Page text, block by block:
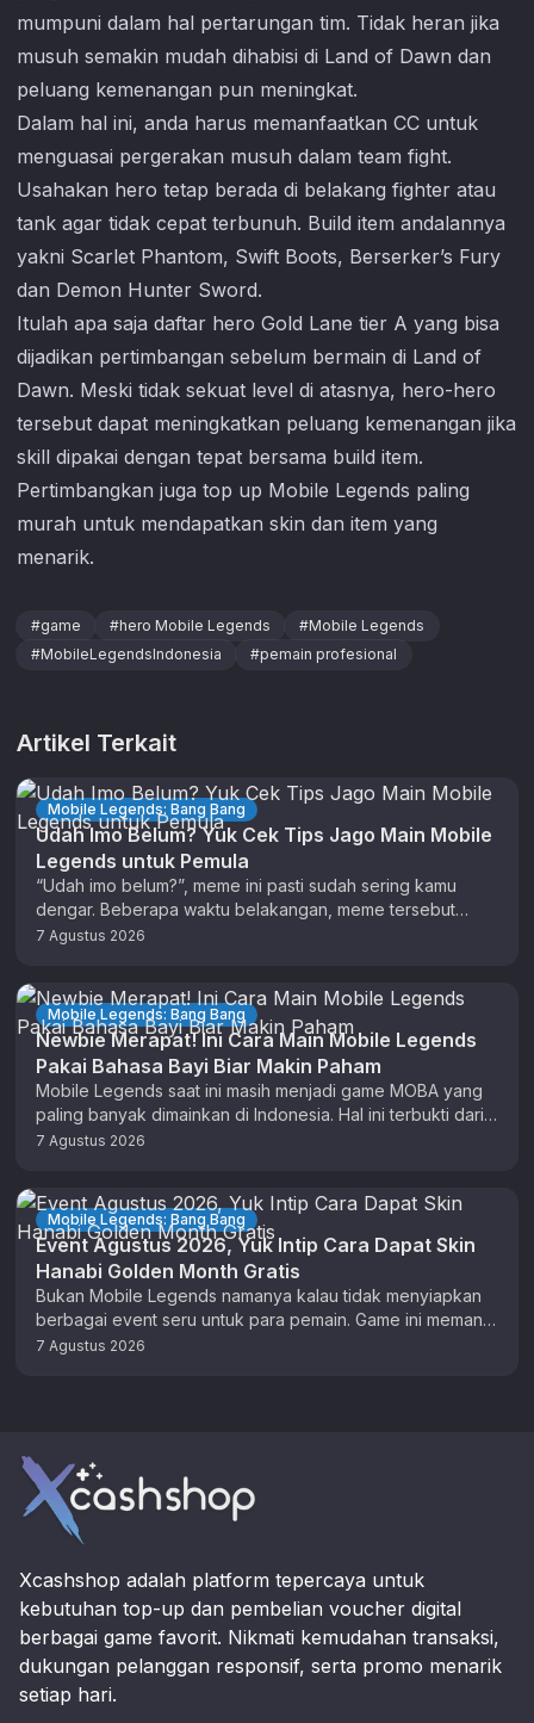
mumpuni dalam hal pertarungan tim. Tidak heran jika
musuh semakin mudah dihabisi di Land of Dawn dan
peluang kemenangan pun meningkat.
Dalam hal ini, anda harus memanfaatkan CC untuk
menguasai pergerakan musuh dalam team fight.
Usahakan hero tetap berada di belakang fighter atau
tank agar tidak cepat terbunuh. Build item andalannya
yakni Scarlet Phantom, Swift Boots, Berserker’s Fury
dan Demon Hunter Sword.
Itulah apa saja daftar hero Gold Lane tier A yang bisa
dijadikan pertimbangan sebelum bermain di Land of
Dawn. Meski tidak sekuat level di atasnya, hero-hero
tersebut dapat meningkatkan peluang kemenangan jika
skill dipakai dengan tepat bersama build item.
Pertimbangkan juga top up Mobile Legends paling
murah untuk mendapatkan skin dan item yang
menarik.
#game #hero Mobile Legends #Mobile Legends
#MobileLegendsIndonesia #pemain profesional
Artikel Terkait
Mobile Legends: Bang Bang
Udah Imo Belum? Yuk Cek Tips Jago Main Mobile
Legends untuk Pemula
“Udah imo belum?”, meme ini pasti sudah sering kamu
dengar. Beberapa waktu belakangan, meme tersebut
memang kerap digunakan sebagai sindiran …
7 Agustus 2026
Mobile Legends: Bang Bang
Newbie Merapat! Ini Cara Main Mobile Legends
Pakai Bahasa Bayi Biar Makin Paham
Mobile Legends saat ini masih menjadi game MOBA yang
paling banyak dimainkan di Indonesia. Hal ini terbukti dari
hasil Survei …
7 Agustus 2026
Mobile Legends: Bang Bang
Event Agustus 2026, Yuk Intip Cara Dapat Skin
Hanabi Golden Month Gratis
Bukan Mobile Legends namanya kalau tidak menyiapkan
berbagai event seru untuk para pemain. Game ini memang
sudah lama terkenal rutin …
7 Agustus 2026
Xcashshop adalah platform tepercaya untuk
kebutuhan top-up dan pembelian voucher digital
berbagai game favorit. Nikmati kemudahan transaksi,
dukungan pelanggan responsif, serta promo menarik
setiap hari.